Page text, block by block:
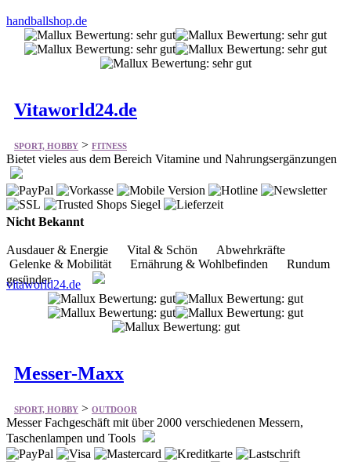
handballshop.de
Vitaworld24.de
SPORT, HOBBY > FITNESS
Bietet vieles aus dem Bereich Vitamine und Nahrungsergänzungen
Nicht Bekannt
Ausdauer & Energie Vital & Schön Abwehrkräfte
Gelenke & Mobilität Ernährung & Wohlbefinden Rundum
gesünder
vitaworld24.de
Messer-Maxx
SPORT, HOBBY > OUTDOOR
Messer Fachgeschäft mit über 2000 verschiedenen Messern,
Taschenlampen und Tools